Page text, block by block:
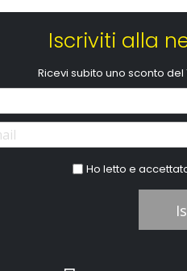
Iscriviti alla
Ricevi subito uno sconto
Ho letto e